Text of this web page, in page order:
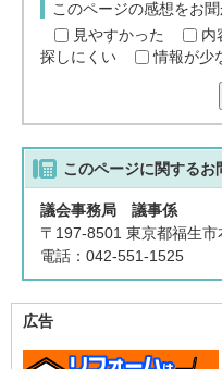
このページの感想をお
見やすかった
内
探しにくい
情報が少
このページに関するお
議会事務局 議事係
〒197-8501 東京都福生市
電話：042-551-1525
広告